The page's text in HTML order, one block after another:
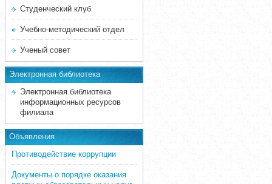
Студенческий клуб
Учебно-методический отдел
Ученый совет
Электронная библиотека
Электронная библиотека
информационных ресурсов
филиала
Объявления
Противодействие коррупции
Документы о порядке оказания